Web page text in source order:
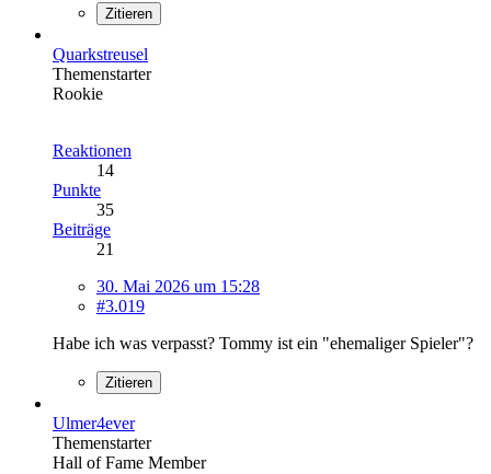
Zitieren
Quarkstreusel
Themenstarter
Rookie
Reaktionen
14
Punkte
35
Beiträge
21
30. Mai 2026 um 15:28
#3.019
Habe ich was verpasst? Tommy ist ein "ehemaliger Spieler"?
Zitieren
Ulmer4ever
Themenstarter
Hall of Fame Member